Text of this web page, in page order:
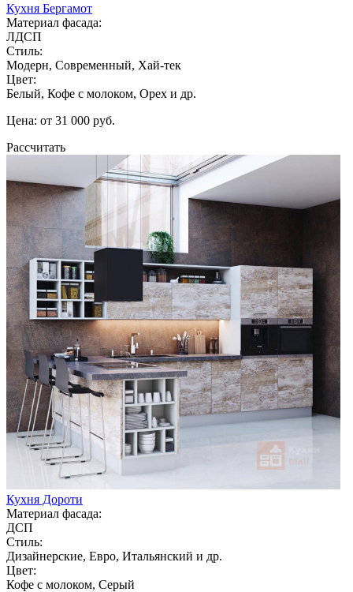
Кухня Бергамот
Материал фасада:
ЛДСП
Стиль:
Модерн, Современный, Хай-тек
Цвет:
Белый, Кофе с молоком, Орех и др.
Цена: от 31 000 руб.
Рассчитать
Кухня Дороти
Материал фасада:
ДСП
Стиль:
Дизайнерские, Евро, Итальянский и др.
Цвет:
Кофе с молоком, Серый